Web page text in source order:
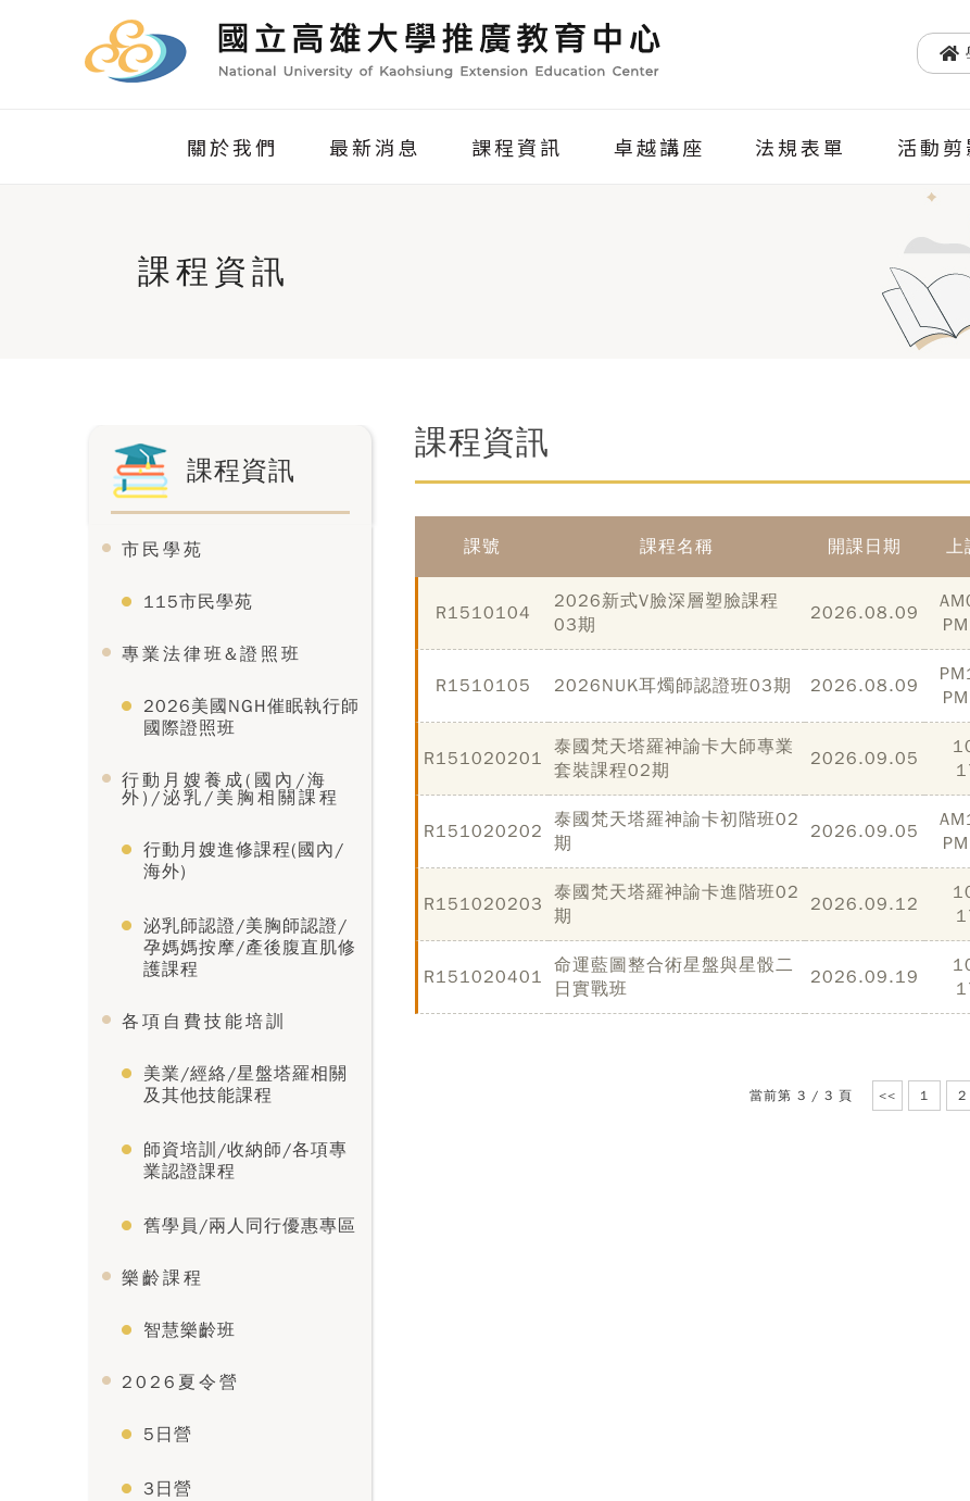
關於我們 最新消息 課程資訊 卓越講座 法規表單 活動剪
課程資訊
課程資訊
市民學苑
115市民學苑
專業法律班&證照班
2026美國NGH催眠執行師
國際證照班
行動月嫂養成(國內/海
外)/泌乳/美胸相關課程
行動月嫂進修課程(國內/
海外)
泌乳師認證/美胸師認證/
孕媽媽按摩/產後腹直肌修
護課程
各項自費技能培訓
美業/經絡/星盤塔羅相關
及其他技能課程
師資培訓/收納師/各項專
業認證課程
舊學員/兩人同行優惠專區
樂齡課程
智慧樂齡班
2026夏令營
5日營
3日營
課程資訊
課號 課程名稱 開課日期 上
R1510104
2026新式V臉深層塑臉課程
03期
2026.08.09
R1510105 2026NUK耳燭師認證班03期 2026.08.09
R151020201
泰國梵天塔羅神諭卡大師專業
套裝課程02期
2026.09.05
R151020202
泰國梵天塔羅神諭卡初階班02
期
2026.09.05
R151020203
泰國梵天塔羅神諭卡進階班02
期
2026.09.12
R151020401
命運藍圖整合術星盤與星骰二
日實戰班
2026.09.19
當前第 3 / 3 頁 << 1 2